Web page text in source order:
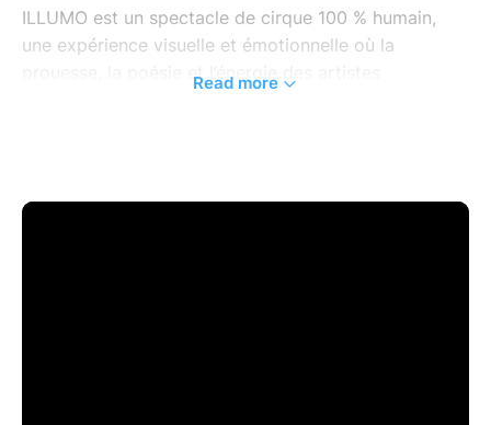
ILLUMO est un spectacle de cirque 100 % humain,
une expérience visuelle et émotionnelle où la
prouesse, la poésie et l’énergie des artistes
Mais un à un, les artistes entrent en scène.
Read more